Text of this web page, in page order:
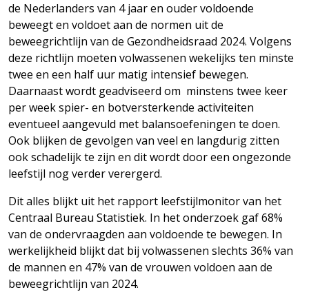
de Nederlanders van 4 jaar en ouder voldoende
beweegt en voldoet aan de normen uit de
beweegrichtlijn van de Gezondheidsraad 2024. Volgens
deze richtlijn moeten volwassenen wekelijks ten minste
twee en een half uur matig intensief bewegen.
Daarnaast wordt geadviseerd om minstens twee keer
per week spier- en botversterkende activiteiten
eventueel aangevuld met balansoefeningen te doen.
Ook blijken de gevolgen van veel en langdurig zitten
ook schadelijk te zijn en dit wordt door een ongezonde
leefstijl nog verder verergerd.
Dit alles blijkt uit het rapport leefstijlmonitor van het
Centraal Bureau Statistiek. In het onderzoek gaf 68%
van de ondervraagden aan voldoende te bewegen. In
werkelijkheid blijkt dat bij volwassenen slechts 36% van
de mannen en 47% van de vrouwen voldoen aan de
beweegrichtlijn van 2024.